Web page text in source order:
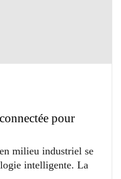
pour
milieu industriel se
intelligente. La